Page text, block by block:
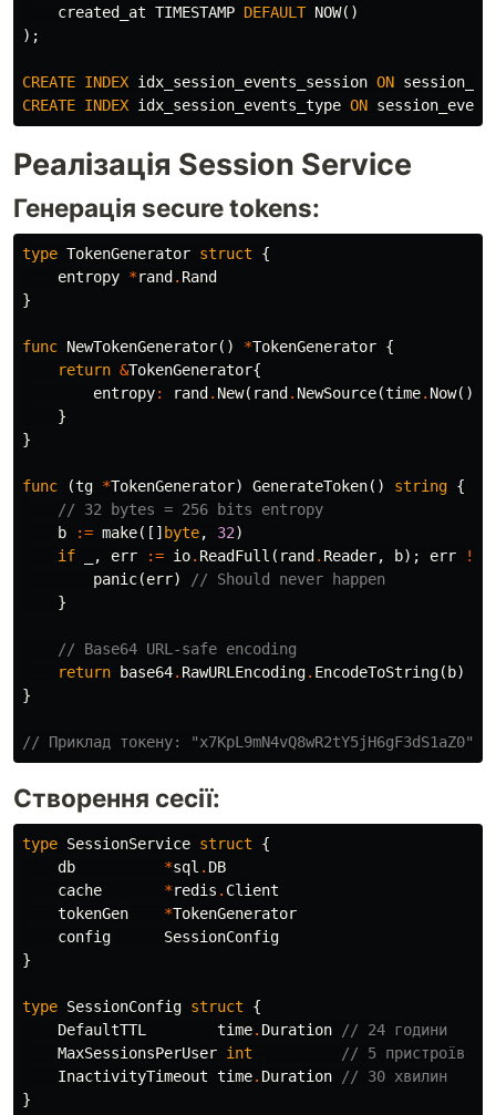
created_at TIMESTAMP DEFAULT NOW()
);
CREATE INDEX idx_session_events_session ON
CREATE INDEX idx_session_events_type ON
Реалізація Session Service
Генерація secure tokens:
type TokenGenerator struct
{
entropy *rand . Rand
}
func NewTokenGenerator() *TokenGenerator {
return &TokenGenerator{
entropy: rand . New( rand . NewSource(time. Now()
}
}
func (tg *TokenGenerator) GenerateToken() string {
// 32 bytes = 256 bits entropy
b
:= make([] byte, 32)
if
, err := io. ReadFull ( rand . Reader, b); err !=
panic(err)
// Should never happen
}
// Base64 URL-safe encoding
return
base64. RawURLEncoding. EncodeToString( b)
}
// Приклад токену: "x7KpL9mN4vQ8wR2tY5jH6gF3dS1aZ0"
Створення сесії:
type SessionService struct
{
db
*sql . DB
cache
*redis . Client
tokenGen
*TokenGenerator
config
SessionConfig
}
type SessionConfig struct
{
DefaultTTL
time. Duration
// 24 години
MaxSessionsPerUser int
// 5 пристроїв
InactivityTimeout time. Duration
// 30 хвилин
}